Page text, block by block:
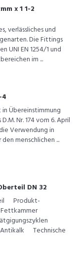
x 1 1-2
verlässliches und
Die Fittings
UNI EN 1254/1 und
im ...
Übereinstimmung
Nr. 174 vom 6. April
Verwendung in
menschlichen ...
DN 32
Produkt-
Antikalk Technische